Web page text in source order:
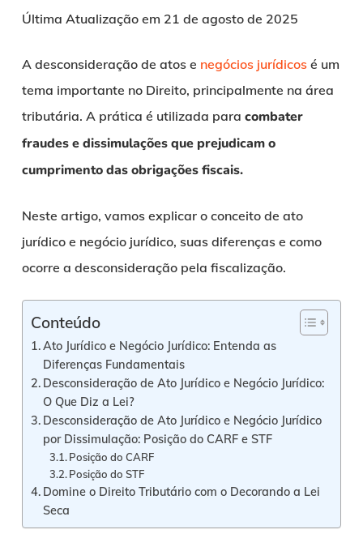
Última Atualização em 21 de agosto de 2025
A desconsideração de atos e negócios jurídicosé um
tema importante no Direito, principalmente na área
tributária. A prática é utilizada para combater
fraudes e dissimulações que prejudicam o
cumprimento das obrigações fiscais.
Neste artigo, vamos explicar o conceito de ato
jurídico e negócio jurídico, suas diferenças e como
ocorre a desconsideração pela fiscalização.
Conteúdo
Ato Jurídico e Negócio Jurídico: Entenda as
Diferenças Fundamentais
Desconsideração de Ato Jurídico e Negócio Jurídico:
O Que Diz a Lei?
Desconsideração de Ato Jurídico e Negócio Jurídico
por Dissimulação: Posição do CARF e STF
Posição do CARF
Posição do STF
Domine o Direito Tributário com o Decorando a Lei
Seca